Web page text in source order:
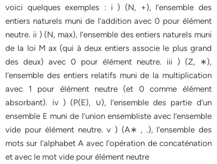
voici quelques exemples : i ) (N, +), l’ensemble des
entiers naturels muni de l’addition avec 0 pour élément
neutre. ii ) (N, max), l’ensemble des entiers naturels muni
de la loi M ax (qui à deux entiers associe le plus grand
des deux) avec 0 pour élément neutre. iii ) (Z, ∗),
l’ensemble des entiers relatifs muni de la multiplication
avec 1 pour élément neutre (et 0 comme élément
absorbant). iv ) (P(E), ∪), l’ensemble des partie d’un
ensemble E muni de l’union ensembliste avec l’ensemble
vide pour élément neutre. v ) (A∗ , .), l’ensemble des
mots sur l’alphabet A avec l’opération de concaténation
et avec le mot vide pour élément neutre